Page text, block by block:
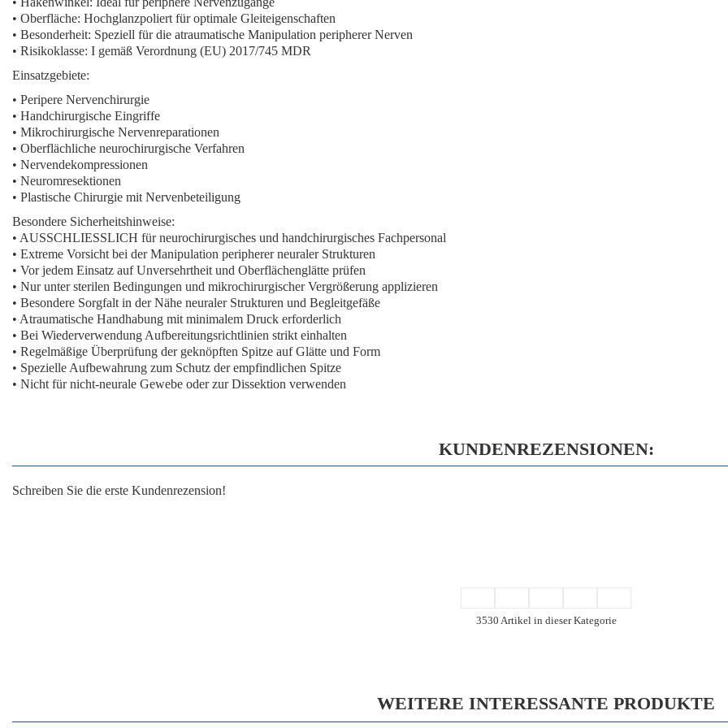
• Oberfläche: Hochglanzpoliert für optimale Gleiteigenschaften
• Besonderheit: Speziell für die atraumatische Manipulation peripherer Nerven
• Risikoklasse: I gemäß Verordnung (EU) 2017/745 MDR
Einsatzgebiete:
• Peripere Nervenchirurgie
• Handchirurgische Eingriffe
• Mikrochirurgische Nervenreparationen
• Oberflächliche neurochirurgische Verfahren
• Nervendekompressionen
• Neuromresektionen
• Plastische Chirurgie mit Nervenbeteiligung
Besondere Sicherheitshinweise:
• AUSSCHLIESSLICH für neurochirurgisches und handchirurgisches Fachpersonal
• Extreme Vorsicht bei der Manipulation peripherer neuraler Strukturen
• Vor jedem Einsatz auf Unversehrtheit und Oberflächenglätte prüfen
• Nur unter sterilen Bedingungen und mikrochirurgischer Vergrößerung applizieren
• Besondere Sorgfalt in der Nähe neuraler Strukturen und Begleitgefäße
• Atraumatische Handhabung mit minimalem Druck erforderlich
• Bei Wiederverwendung Aufbereitungsrichtlinien strikt einhalten
• Regelmäßige Überprüfung der geknöpften Spitze auf Glätte und Form
• Spezielle Aufbewahrung zum Schutz der empfindlichen Spitze
• Nicht für nicht-neurale Gewebe oder zur Dissektion verwenden
KUNDENREZENSIONEN:
Schreiben Sie die erste Kundenrezension!
3530 Artikel in dieser Kategorie
WEITERE INTERESSANTE PRODUKTE